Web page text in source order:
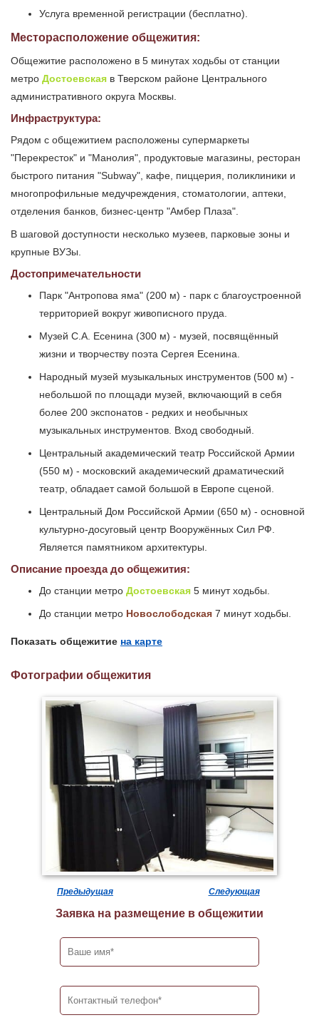
Услуга временной регистрации (бесплатно).
Месторасположение общежития:
Общежитие расположено в 5 минутах ходьбы от станции
метро Достоевская в Тверском районе Центрального
административного округа Москвы.
Инфраструктура:
Рядом с общежитием расположены супермаркеты
"Перекресток" и "Манолия", продуктовые магазины, ресторан
быстрого питания "Subway", кафе, пиццерия, поликлиники и
многопрофильные медучреждения, стоматологии, аптеки,
отделения банков, бизнес-центр "Амбер Плаза".
В шаговой доступности несколько музеев, парковые зоны и
крупные ВУЗы.
Достопримечательности
Парк "Антропова яма" (200 м) - парк с благоустроенной
территорией вокруг живописного пруда.
Музей С.А. Есенина (300 м) - музей, посвящённый
жизни и творчеству поэта Сергея Есенина.
Народный музей музыкальных инструментов (500 м) -
небольшой по площади музей, включающий в себя
более 200 экспонатов - редких и необычных
музыкальных инструментов. Вход свободный.
Центральный академический театр Российской Армии
(550 м) - московский академический драматический
театр, обладает самой большой в Европе сценой.
Центральный Дом Российской Армии (650 м) - основной
культурно-досуговый центр Вооружённых Сил РФ.
Является памятником архитектуры.
Описание проезда до общежития:
До станции метро Достоевская 5 минут ходьбы.
До станции метро Новослободская 7 минут ходьбы.
Показать общежитие на карте
Фотографии общежития
Предыдущая Следующая
Заявка на размещение в общежитии